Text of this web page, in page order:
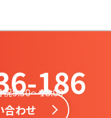
186
9:30〜18:00
合わせ